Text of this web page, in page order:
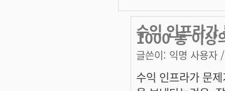
수익 인프라가
1000 통 이상
글쓴이: 익명 사용자
수익 인프라가 문